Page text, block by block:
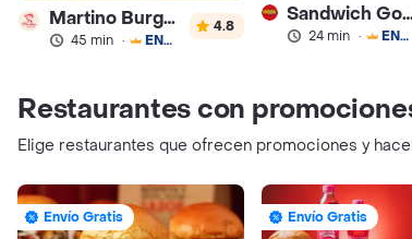
Martino Burgers
45 min · ENVÍO GRATIS
4.8
Sandwich
24 min · ENVÍO GRATIS
Restaurantes con
Elige restaurantes que ofrecen promociones y
Envío Gratis Envío Gratis